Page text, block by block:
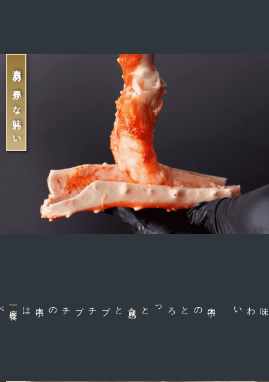
素材の豊かな味わい
な味わい
と
プチプチの内
子
は
一
度
食